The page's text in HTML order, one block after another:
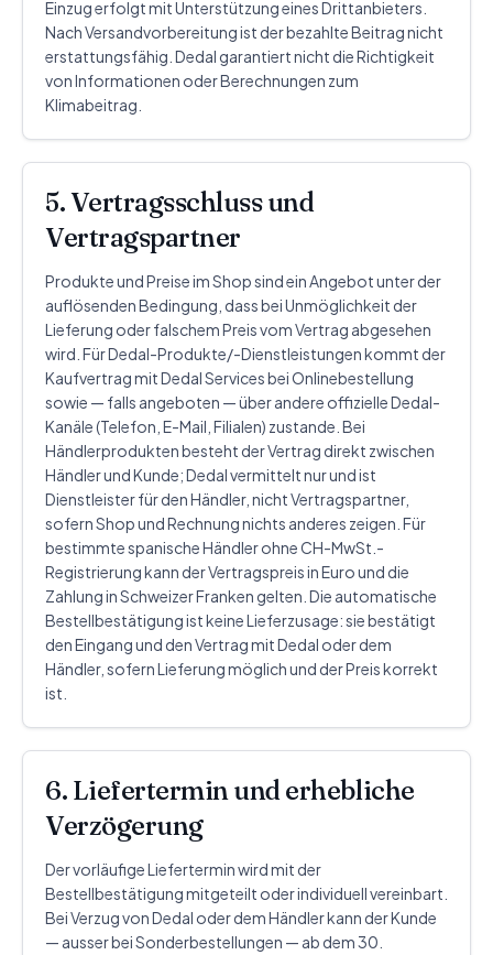
Einzug erfolgt mit Unterstützung eines Drittanbieters.
Nach Versandvorbereitung ist der bezahlte Beitrag nicht
erstattungsfähig. Dedal garantiert nicht die Richtigkeit
von Informationen oder Berechnungen zum
Klimabeitrag.
5. Vertragsschluss und
Vertragspartner
Produkte und Preise im Shop sind ein Angebot unter der
auflösenden Bedingung, dass bei Unmöglichkeit der
Lieferung oder falschem Preis vom Vertrag abgesehen
wird. Für Dedal-Produkte/-Dienstleistungen kommt der
Kaufvertrag mit Dedal Services bei Onlinebestellung
sowie — falls angeboten — über andere offizielle Dedal-
Kanäle (Telefon, E-Mail, Filialen) zustande. Bei
Händlerprodukten besteht der Vertrag direkt zwischen
Händler und Kunde; Dedal vermittelt nur und ist
Dienstleister für den Händler, nicht Vertragspartner,
sofern Shop und Rechnung nichts anderes zeigen. Für
bestimmte spanische Händler ohne CH-MwSt.-
Registrierung kann der Vertragspreis in Euro und die
Zahlung in Schweizer Franken gelten. Die automatische
Bestellbestätigung ist keine Lieferzusage: sie bestätigt
den Eingang und den Vertrag mit Dedal oder dem
Händler, sofern Lieferung möglich und der Preis korrekt
ist.
6. Liefertermin und erhebliche
Verzögerung
Der vorläufige Liefertermin wird mit der
Bestellbestätigung mitgeteilt oder individuell vereinbart.
Bei Verzug von Dedal oder dem Händler kann der Kunde
— ausser bei Sonderbestellungen — ab dem 30.